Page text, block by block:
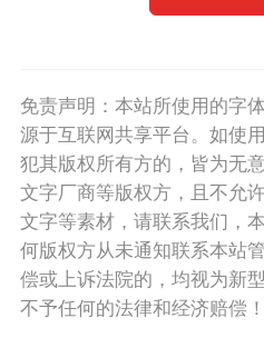
免责声明：本站所使用的字
源于互联网共享平台。如使
犯其版权所有方的，皆为无
文字厂商等版权方，且不允
文字等素材，请联系我们，
何版权方从未通知联系本站
偿或上诉法院的，均视为新
不予任何的法律和经济赔偿